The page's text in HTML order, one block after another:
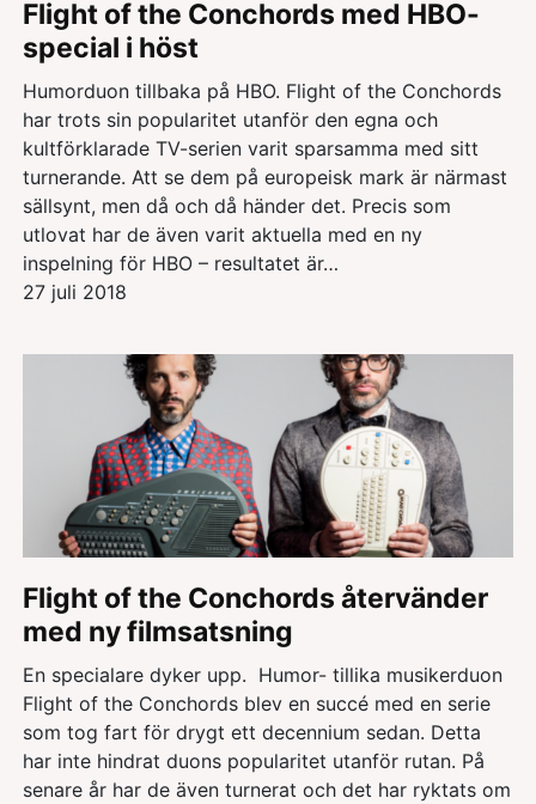
Flight of the Conchords med HBO-
special i höst
Humorduon tillbaka på HBO. Flight of the Conchords
har trots sin popularitet utanför den egna och
kultförklarade TV-serien varit sparsamma med sitt
turnerande. Att se dem på europeisk mark är närmast
sällsynt, men då och då händer det. Precis som
utlovat har de även varit aktuella med en ny
inspelning för HBO – resultatet är…
27 juli 2018
Flight of the Conchords återvänder
med ny filmsatsning
En specialare dyker upp. Humor- tillika musikerduon
Flight of the Conchords blev en succé med en serie
som tog fart för drygt ett decennium sedan. Detta
har inte hindrat duons popularitet utanför rutan. På
senare år har de även turnerat och det har ryktats om